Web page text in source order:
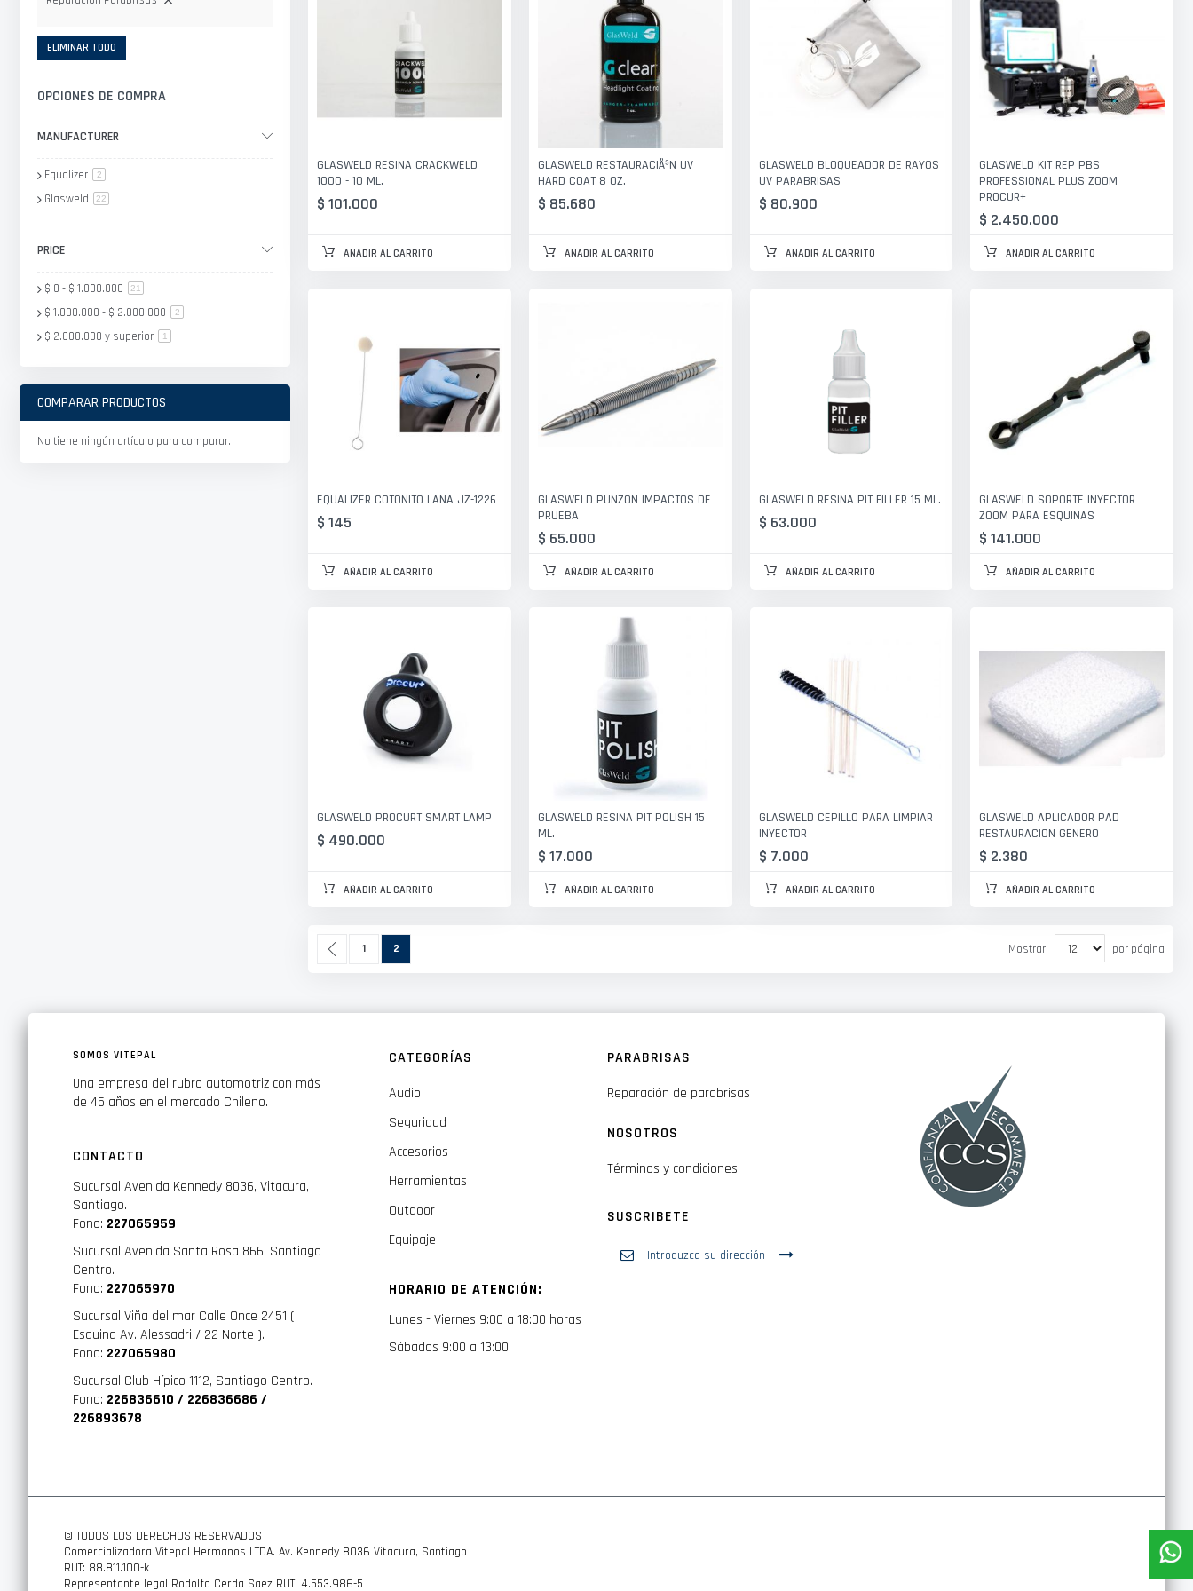
GLASWELD RESINA CRACKWELD
1000 - 10 ML.
$ 101.000
AÑADIR AL CARRITO
GLASWELD RESTAURACIÃ³N UV
HARD COAT 8 OZ.
$ 85.680
AÑADIR AL CARRITO
GLASWELD BLOQUEADOR DE RAYOS
UV PARABRISAS
$ 80.900
AÑADIR AL CARRITO
GLASWELD KIT REP PBS
PROFESSIONAL PLUS ZOOM
PROCUR+
$ 2.450.000
AÑADIR AL CARRITO
EQUALIZER COTONITO LANA JZ-1226
$ 145
AÑADIR AL CARRITO
GLASWELD PUNZON IMPACTOS DE
PRUEBA
$ 65.000
AÑADIR AL CARRITO
GLASWELD RESINA PIT FILLER 15 ML.
$ 63.000
AÑADIR AL CARRITO
GLASWELD SOPORTE INYECTOR
ZOOM PARA ESQUINAS
$ 141.000
AÑADIR AL CARRITO
GLASWELD PROCURT SMART LAMP
$ 490.000
AÑADIR AL CARRITO
GLASWELD RESINA PIT POLISH 15
ML.
$ 17.000
AÑADIR AL CARRITO
GLASWELD CEPILLO PARA LIMPIAR
INYECTOR
$ 7.000
AÑADIR AL CARRITO
GLASWELD APLICADOR PAD
RESTAURACION GENERO
$ 2.380
AÑADIR AL CARRITO
Página
Página
Anterior
Página
1 Actualmente estás leyendo página
2 Mostrar por página
ELIMINAR TODO
OPCIONES DE COMPRA
MANUFACTURER
Equalizer 2artículo
Glasweld 22
PRICE
$ 0 - $ 1.000.000 21
$ 1.000.000 - $ 2.000.000 2artículo
$ 2.000.000 y superior 1
COMPARAR PRODUCTOS
No tiene ningún artículo para comparar.
SOMOS VITEPAL
Una empresa del rubro automotriz con más
de 45 años en el mercado Chileno.
CONTACTO
Sucursal Avenida Kennedy 8036, Vitacura,
Santiago.
Fono: 227065959
Sucursal Avenida Santa Rosa 866, Santiago
Centro.
Fono: 227065970
Sucursal Viña del mar Calle Once 2451 (
Esquina Av. Alessadri / 22 Norte ).
Fono: 227065980
Sucursal Club Hípico 1112, Santiago Centro.
Fono: 226836610 / 226836686 /
226893678
CATEGORÍAS
Audio
Seguridad
Accesorios
Herramientas
Outdoor
Equipaje
HORARIO DE ATENCIÓN:
Lunes - Viernes 9:00 a 18:00 horas
Sábados 9:00 a 13:00
PARABRISAS
Reparación de parabrisas
NOSOTROS
Términos y condiciones
SUSCRIBETE
© TODOS LOS DERECHOS RESERVADOS
Comercializadora Vitepal Hermanos LTDA. Av. Kennedy 8036 Vitacura, Santiago
RUT: 88.811.100-k
Representante legal Rodolfo Cerda Saez RUT: 4.553.986-5